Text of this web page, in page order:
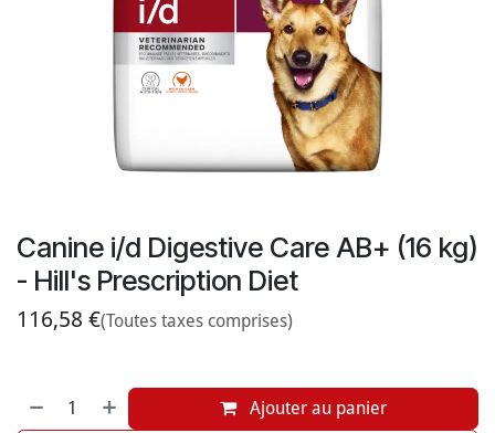
Canine i/d Digestive Care AB+ (16 kg)
- Hill's Prescription Diet
116,58 €(Toutes taxes comprises)
Ajouter au panier